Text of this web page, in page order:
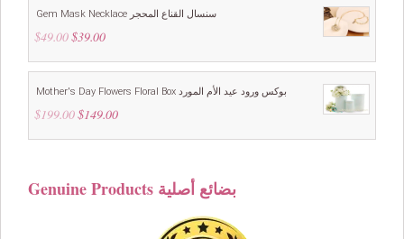
Gem Mask Necklace سنسال القناع المحجر
$49.00 Original
was:
$39.00Current
is:
Mother's Day Flowers Floral Box بوكس ورود عيد الأم المورد
$199.00 Original
was:
$149.00Current
is:
Genuine Products بضائع أصلية